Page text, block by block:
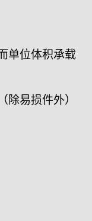
单位体积承载
易损件外）